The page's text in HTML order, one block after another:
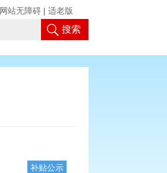
搜索
网站无障碍 适老版
补贴公示